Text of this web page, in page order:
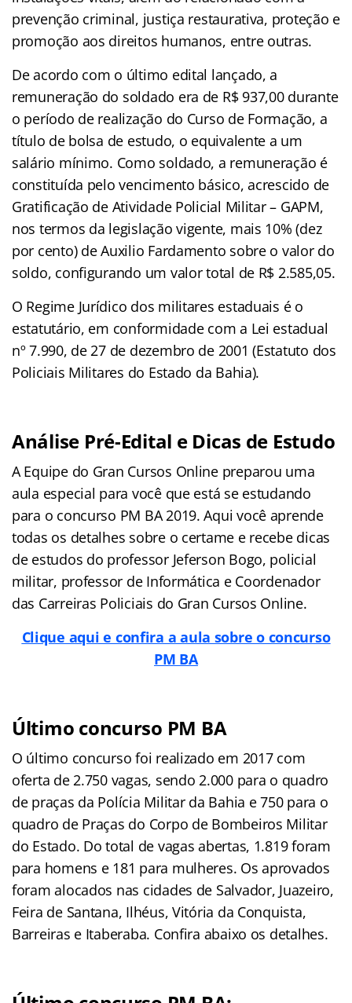
prevenção criminal, justiça restaurativa, proteção e
promoção aos direitos humanos, entre outras.
De acordo com o último edital lançado, a
remuneração do soldado era de R$ 937,00 durante
o período de realização do Curso de Formação, a
título de bolsa de estudo, o equivalente a um
salário mínimo. Como soldado, a remuneração é
constituída pelo vencimento básico, acrescido de
Gratificação de Atividade Policial Militar – GAPM,
nos termos da legislação vigente, mais 10% (dez
por cento) de Auxilio Fardamento sobre o valor do
soldo, configurando um valor total de R$ 2.585,05.
O Regime Jurídico dos militares estaduais é o
estatutário, em conformidade com a Lei estadual
nº 7.990, de 27 de dezembro de 2001 (Estatuto dos
Policiais Militares do Estado da Bahia).
Análise Pré-Edital e Dicas de Estudo
A Equipe do Gran Cursos Online preparou uma
aula especial para você que está se estudando
para o concurso PM BA 2019. Aqui você aprende
todas os detalhes sobre o certame e recebe dicas
de estudos do professor Jeferson Bogo, policial
militar, professor de Informática e Coordenador
das Carreiras Policiais do Gran Cursos Online.
Clique aqui e confira a aula sobre o concurso
PM BA
Último concurso PM BA
O último concurso foi realizado em 2017 com
oferta de 2.750 vagas, sendo 2.000 para o quadro
de praças da Polícia Militar da Bahia e 750 para o
quadro de Praças do Corpo de Bombeiros Militar
do Estado. Do total de vagas abertas, 1.819 foram
para homens e 181 para mulheres. Os aprovados
foram alocados nas cidades de Salvador, Juazeiro,
Feira de Santana, Ilhéus, Vitória da Conquista,
Barreiras e Itaberaba. Confira abaixo os detalhes.